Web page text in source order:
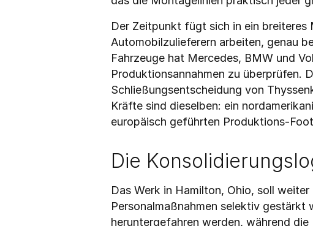
Der Zeitpunkt fügt sich in ein breiteres
Automobilzulieferern arbeiten, genau
Fahrzeuge hat Mercedes, BMW und
Produktionsannahmen zu überprüfen.
Schließungsentscheidung von
Kräfte sind dieselben: ein
europäisch geführten Produktions-
Die
Das Werk in Hamilton, Ohio, soll
Personalmaßnahmen selektiv
heruntergefahren werden, während